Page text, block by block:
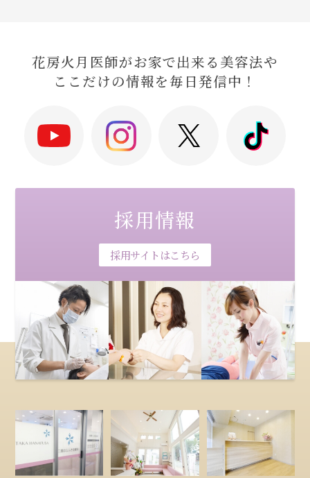
花房火月医師がお家で出来る美容法や
ここだけの情報を毎日発信中！
採用情報
採用サイトはこちら